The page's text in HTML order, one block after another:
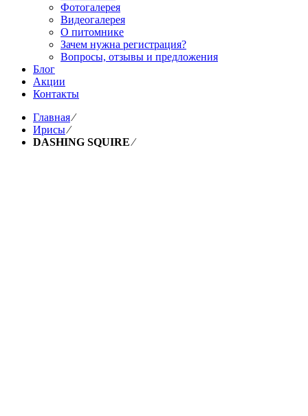
Фотогалерея
Видеогалерея
О питомнике
Зачем нужна регистрация?
Вопросы, отзывы и предложения
Блог
Акции
Контакты
Главная⁄
Ирисы⁄
DASHING SQUIRE⁄